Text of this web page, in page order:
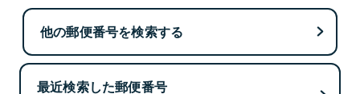
他の郵便番号を検索する
最近検索した郵便番号